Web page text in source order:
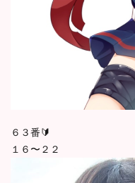
６３番🔰
１６〜２２